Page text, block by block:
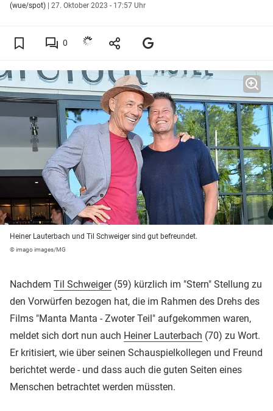
(wue/spot) | 27. Oktober 2023 - 17:57 Uhr
0
Heiner Lauterbach und Til Schweiger sind gut befreundet.
© imago images/MG
Nachdem Til Schweiger(59) kürzlich im "Stern" Stellung zu
den Vorwürfen bezogen hat, die im Rahmen des Drehs des
Films "Manta Manta - Zwoter Teil" aufgekommen waren,
meldet sich dort nun auch Heiner Lauterbach (70) zu Wort.
Er kritisiert, wie über seinen Schauspielkollegen und Freund
berichtet werde - und dass auch die guten Seiten eines
Menschen betrachtet werden müssten.